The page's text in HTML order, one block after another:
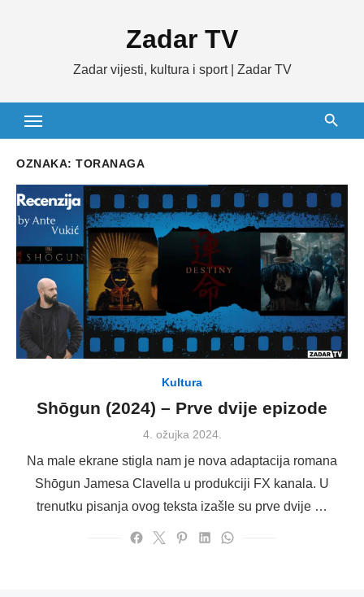
Zadar TV
Zadar vijesti, kultura i sport | Zadar TV
OZNAKA: TORANAGA
Kultura
Shōgun (2024) – Prve dvije epizode
Posted
4. ožujka 2024.
Na male ekrane stigla nam je nova adaptacija romana
Shōgun Jamesa Clavella u produkciji FX kanala. U
trenutku pisanja ovog teksta izašle su prve dvije …